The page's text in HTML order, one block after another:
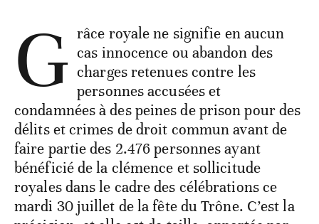
G râce royale ne signifie en aucun
cas innocence ou abandon des
charges retenues contre les
personnes accusées et
condamnées à des peines de prison pour des
délits et crimes de droit commun avant de
faire partie des 2.476 personnes ayant
bénéficié de la clémence et sollicitude
royales dans le cadre des célébrations ce
mardi 30 juillet de la fête du Trône. C’est la